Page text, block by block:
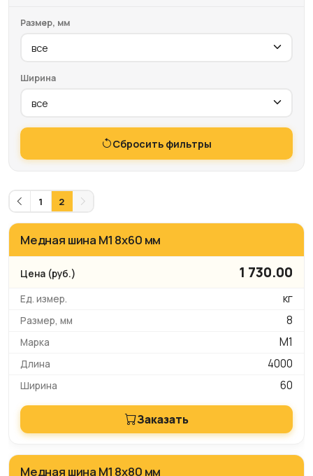
Размер, мм
Ширина
Сбросить фильтры
1 2
Медная шина М1 8х60 мм
1 730.00
кг
8
М1
4000
60
Заказать
Медная шина М1 8х80 мм